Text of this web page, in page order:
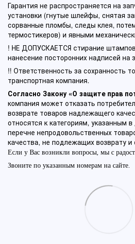
Гарантия не распространяется на
установки (гнутые шлейфы, снятая
сорванные пломбы, следы клея,
термостикеров) и явными
! НЕ ДОПУСКАЕТСЯ стирание
нанесение посторонних надписей на
!! Ответственность за сохранность
транспортная компания.
Согласно Закону «О защите прав
компания может отказать
возврате товаров надлежащего
относятся к категориям, указанным
перечне непродовольственных
качества, не подлежащих возврату и
Если у Вас возникли вопросы, мы с
Звоните по указанным номерам на сайте.